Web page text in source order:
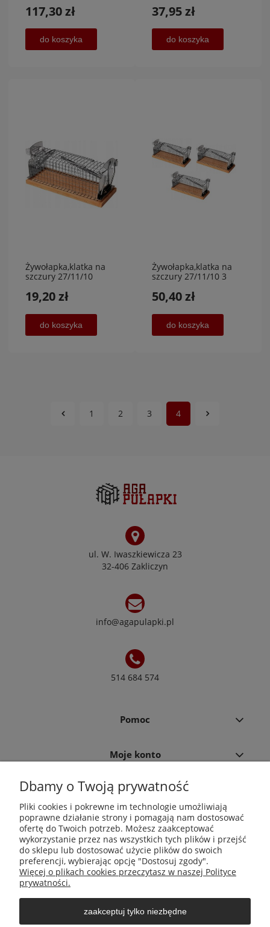
117,30 zł
do koszyka
37,95 zł
do koszyka
Żywołapka,klatka na
szczury 27/11/10
19,20 zł
do koszyka
Żywołapka,klatka na
szczury 27/11/10 3
50,40 zł
do koszyka
1 2 3 4
ul. W. Iwaszkiewicza 23
32-406 Zakliczyn
info@agapulapki.pl
514 684 574
Pomoc
Moje konto
Płatności i dostawa
Informacje
O nas
Dbamy o Twoją prywatność
Pliki cookies i pokrewne im technologie umożliwiają
poprawne działanie strony i pomagają nam dostosować
ofertę do Twoich potrzeb. Możesz zaakceptować
wykorzystanie przez nas wszystkich tych plików i przejść
do sklepu lub dostosować użycie plików do swoich
preferencji, wybierając opcję "Dostosuj zgody".
Więcej o plikach cookies przeczytasz w naszej Polityce
prywatności.
zaakceptuj tylko niezbędne